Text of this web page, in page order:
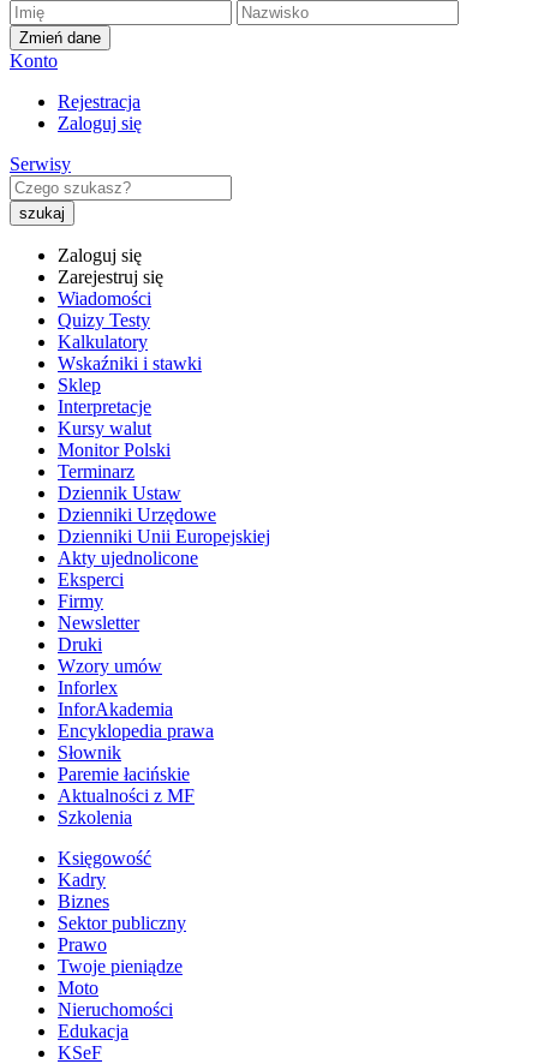
Zmień dane
Konto
Rejestracja
Zaloguj się
Serwisy
Zaloguj się
Zarejestruj się
Wiadomości
Quizy Testy
Kalkulatory
Wskaźniki i stawki
Sklep
Interpretacje
Kursy walut
Monitor Polski
Terminarz
Dziennik Ustaw
Dzienniki Urzędowe
Dzienniki Unii Europejskiej
Akty ujednolicone
Eksperci
Firmy
Newsletter
Druki
Wzory umów
Inforlex
InforAkademia
Encyklopedia prawa
Słownik
Paremie łacińskie
Aktualności z MF
Szkolenia
Księgowość
Kadry
Biznes
Sektor publiczny
Prawo
Twoje pieniądze
Moto
Nieruchomości
Edukacja
KSeF